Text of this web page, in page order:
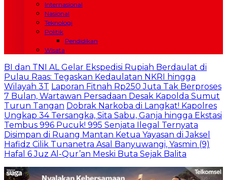
Internasional
Nasional
Teknologi
Politik
Pendidikan
Wisata
BI dan TNI AL Gelar Ekspedisi Rupiah Berdaulat di
Pulau Raas: Tegaskan Kedaulatan NKRI hingga
Wilayah 3T Laporan Fitnah Rp250 Juta Tak Berproses
7 Bulan, Wartawan Persadaan Desak Kapolda Sumut
Turun Tangan Dobrak Narkoba di Langkat! Kapolres
Ungkap 34 Tersangka, Sita Sabu, Ganja hingga Ekstasi
Tembus 996 Pucuk! 995 Senjata Ilegal Ternyata
Disimpan di Ruang Mantan Ketua Yayasan di Jaksel
Hafidz Cilik Tunanetra Asal Banyuwangi, Yasmin (9)
Hafal 6 Juz Al-Qur’an Meski Buta Sejak Balita